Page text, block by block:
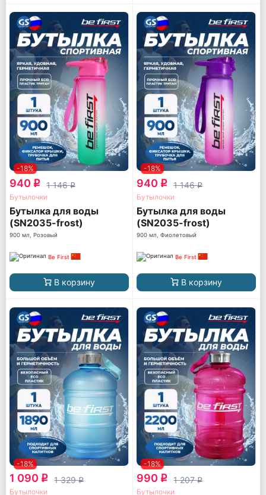
-18%
940 q 1 146q
Бутылочки
Бутылка для воды
(SN2035-frost)
900 мл, Розовый
Be First
В корзину
-18%
940 q 1 146q
Бутылочки
Бутылка для воды
(SN2035-frost)
900 мл, Фиолетовый
Be First
В корзину
-18%
1 090 q 1 329q
Бутылочки
-18%
990 q 1 207q
Бутылочки